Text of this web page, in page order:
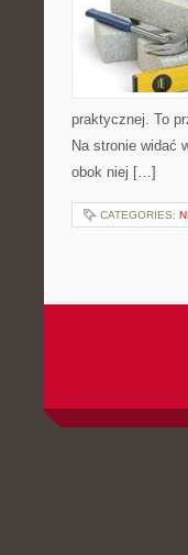
praktycznej. To
Na stronie widać
obok niej […]
CATEGORIES: